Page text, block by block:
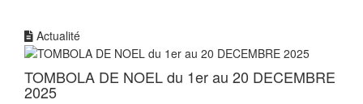
Actualité
TOMBOLA DE NOEL du 1er au 20 DECEMBRE
2025